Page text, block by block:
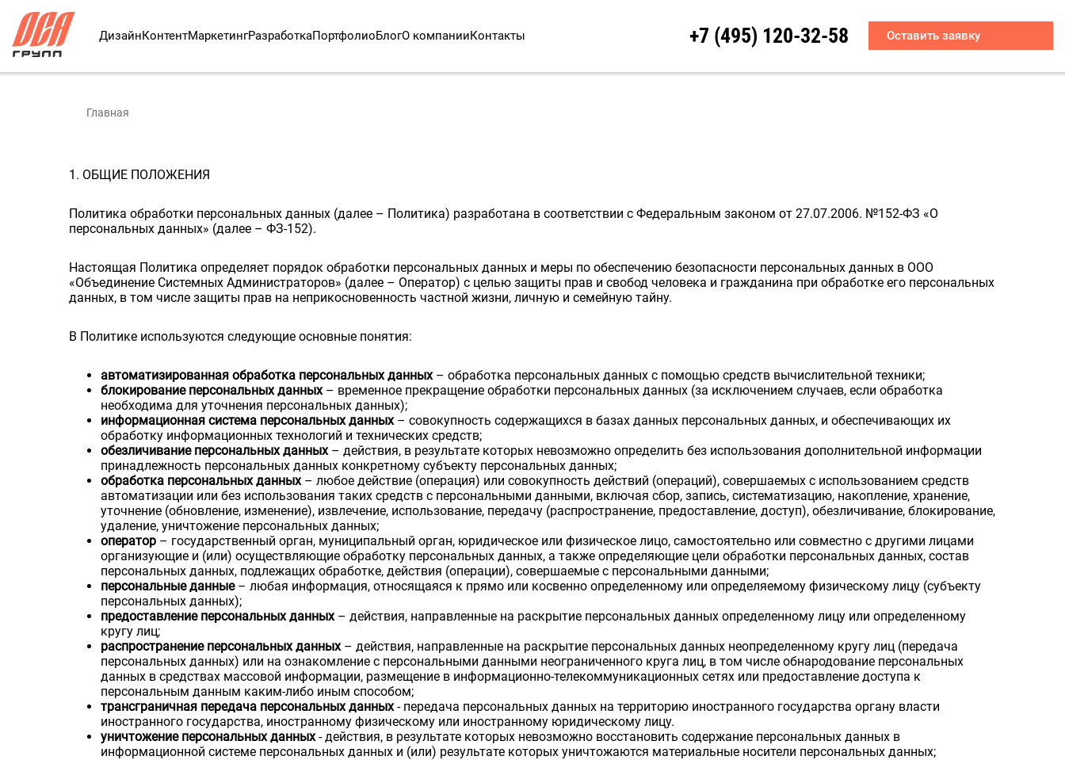
ДизайнКонтентМаркетингРазработкаПортфолиоБлогО компанииКонтакты +7 (495) 120-32-58 Оставить заявку
Главная
1. ОБЩИЕ ПОЛОЖЕНИЯ
Политика обработки персональных данных (далее – Политика) разработана в соответствии с Федеральным законом от 27.07.2006. №152-ФЗ «О
персональных данных» (далее – ФЗ-152).
Настоящая Политика определяет порядок обработки персональных данных и меры по обеспечению безопасности персональных данных в ООО
«Объединение Системных Администраторов» (далее – Оператор) с целью защиты прав и свобод человека и гражданина при обработке его персональных
данных, в том числе защиты прав на неприкосновенность частной жизни, личную и семейную тайну.
В Политике используются следующие основные понятия:
автоматизированная обработка персональных данных– обработка персональных данных с помощью средств вычислительной техники;
блокирование персональных данных– временное прекращение обработки персональных данных (за исключением случаев, если обработка
необходима для уточнения персональных данных);
информационная система персональных данных– совокупность содержащихся в базах данных персональных данных, и обеспечивающих их
обработку информационных технологий и технических средств;
обезличивание персональных данных– действия, в результате которых невозможно определить без использования дополнительной информации
принадлежность персональных данных конкретному субъекту персональных данных;
обработка персональных данных– любое действие (операция) или совокупность действий (операций), совершаемых с использованием средств
автоматизации или без использования таких средств с персональными данными, включая сбор, запись, систематизацию, накопление, хранение,
уточнение (обновление, изменение), извлечение, использование, передачу (распространение, предоставление, доступ), обезличивание, блокирование,
удаление, уничтожение персональных данных;
оператор – государственный орган, муниципальный орган, юридическое или физическое лицо, самостоятельно или совместно с другими лицами
организующие и (или) осуществляющие обработку персональных данных, а также определяющие цели обработки персональных данных, состав
персональных данных, подлежащих обработке, действия (операции), совершаемые с персональными данными;
персональные данные– любая информация, относящаяся к прямо или косвенно определенному или определяемому физическому лицу (субъекту
персональных данных);
предоставление персональных данных– действия, направленные на раскрытие персональных данных определенному лицу или определенному
кругу лиц;
распространение персональных данных– действия, направленные на раскрытие персональных данных неопределенному кругу лиц (передача
персональных данных) или на ознакомление с персональными данными неограниченного круга лиц, в том числе обнародование персональных
данных в средствах массовой информации, размещение в информационно-телекоммуникационных сетях или предоставление доступа к
персональным данным каким-либо иным способом;
трансграничная передача персональных данных- передача персональных данных на территорию иностранного государства органу власти
иностранного государства, иностранному физическому или иностранному юридическому лицу.
уничтожение персональных данных- действия, в результате которых невозможно восстановить содержание персональных данных в
информационной системе персональных данных и (или) результате которых уничтожаются материальные носители персональных данных;